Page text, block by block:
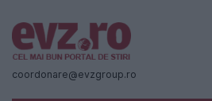
Știri
naționale
coordonare@evzgroup.ro